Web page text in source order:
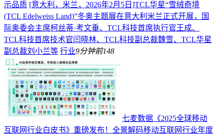
示品质 [意大利，米兰，2026年2月5日]TCL华星“雪绒奇境
(TCL Edelweiss Land)”冬奥主题展在意大利米兰正式开展，国
际奥委会主席柯丝蒂·考文垂、TCL科技首席执行官王成、
TCL科技首席技术官闫晓林、TCL科技副总裁魏雪、TCL华星
副总裁刘小兰等 行业9分钟前148
七麦数据《2025全球移动
互联网行业白皮书》重磅发布！全景解码移动互联网行业年度